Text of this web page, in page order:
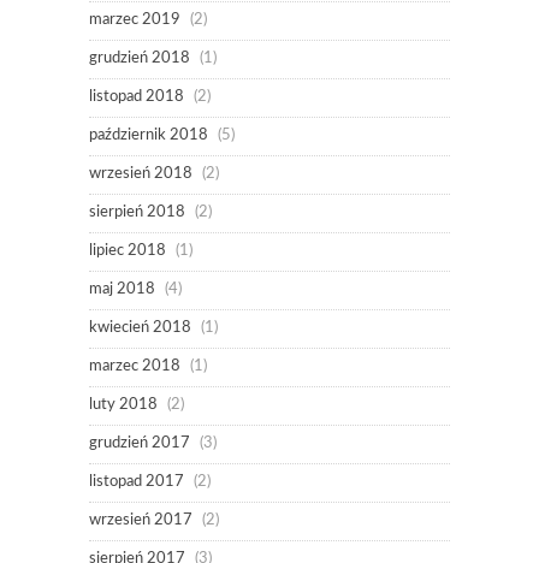
marzec 2019 (2)
grudzień 2018 (1)
listopad 2018 (2)
październik 2018 (5)
wrzesień 2018 (2)
sierpień 2018 (2)
lipiec 2018 (1)
maj 2018 (4)
kwiecień 2018 (1)
marzec 2018 (1)
luty 2018 (2)
grudzień 2017 (3)
listopad 2017 (2)
wrzesień 2017 (2)
sierpień 2017 (3)